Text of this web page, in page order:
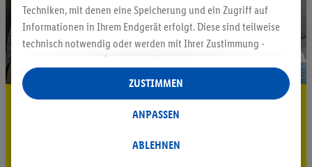
5.95 € Versand sparen³²ᵃ
Techniken, mit denen eine Speicherung und ein Zugriff auf
Informationen in Ihrem Endgerät erfolgt. Diese sind teilweise
technisch notwendig oder werden mit Ihrer Zustimmung -
auch durch Partner (u.a.
Verantwortliche; im Zusammenhang mit dem IAB TCF
insgesamt
Statistik-Erstellung oder für personalisierte Werbung
Datenverarbeitungen für personalisierte Werbung werden
ABLEHNEN
ANPASSEN
ZUSTIMMEN